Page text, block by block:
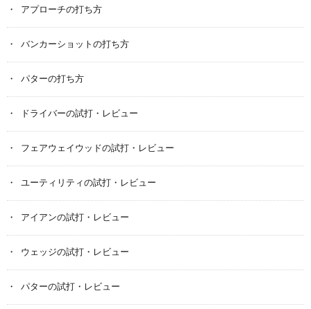
アプローチの打ち方
バンカーショットの打ち方
パターの打ち方
ドライバーの試打・レビュー
フェアウェイウッドの試打・レビュー
ユーティリティの試打・レビュー
アイアンの試打・レビュー
ウェッジの試打・レビュー
パターの試打・レビュー